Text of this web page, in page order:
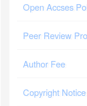
Open Accses
Peer Review
Author Fee
Copyright Notice